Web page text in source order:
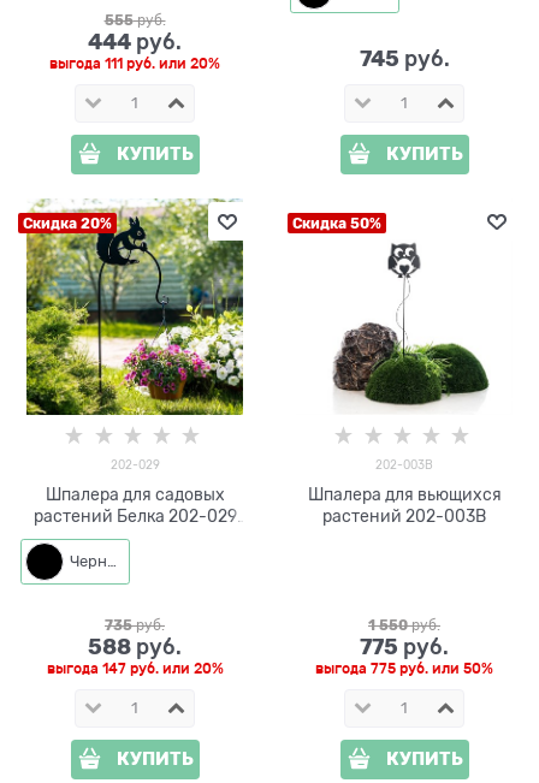
555 руб.
444 руб.
выгода 111 руб. или 20%
КУПИТЬ
745 руб.
КУПИТЬ
Скидка 20%
202-029
Шпалера для садовых
растений Белка 202-029
h=100 см
Черный
735 руб.
588 руб.
выгода 147 руб.или 20%
КУПИТЬ
Скидка 50%
202-003B
Шпалера для вьющихся
растений 202-003B
1 550 руб.
775 руб.
выгода 775 руб. или 50%
КУПИТЬ